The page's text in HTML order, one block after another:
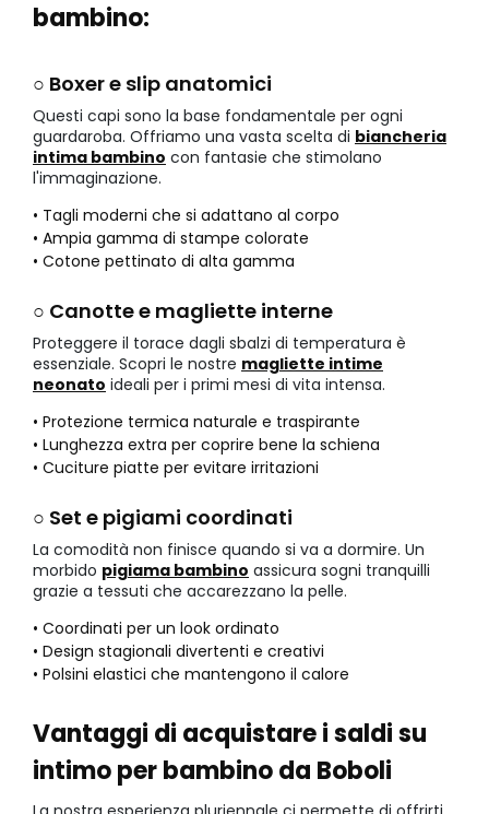
bambino:
○ Boxer e slip anatomici
Questi capi sono la base fondamentale per ogni
guardaroba. Offriamo una vasta scelta di biancheria
intima bambino con fantasie che stimolano
l'immaginazione.
• Tagli moderni che si adattano al corpo
• Ampia gamma di stampe colorate
• Cotone pettinato di alta gamma
○ Canotte e magliette interne
Proteggere il torace dagli sbalzi di temperatura è
essenziale. Scopri le nostre magliette intime
neonato ideali per i primi mesi di vita intensa.
• Protezione termica naturale e traspirante
• Lunghezza extra per coprire bene la schiena
• Cuciture piatte per evitare irritazioni
○ Set e pigiami coordinati
La comodità non finisce quando si va a dormire. Un
morbido pigiama bambino assicura sogni tranquilli
grazie a tessuti che accarezzano la pelle.
• Coordinati per un look ordinato
• Design stagionali divertenti e creativi
• Polsini elastici che mantengono il calore
Vantaggi di acquistare i saldi su
intimo per bambino da Boboli